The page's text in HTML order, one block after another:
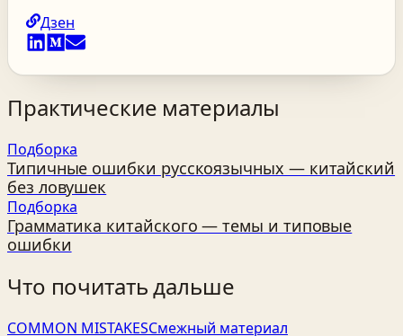
Дзен
Практические материалы
Подборка
Типичные ошибки русскоязычных — китайский
без ловушек
Подборка
Грамматика китайского — темы и типовые
ошибки
Что почитать дальше
COMMON MISTAKESСмежный материал